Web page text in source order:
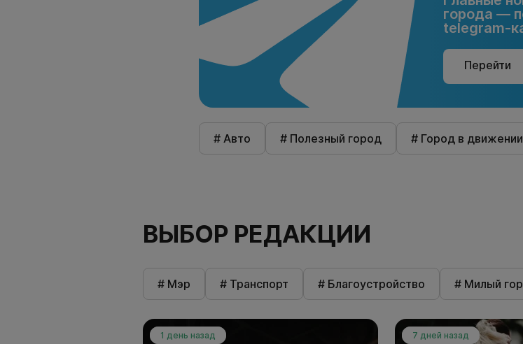
города —
telegram-
Перейти
# Авто # Полезный город # Город в движении
ВЫБОР РЕДАКЦИИ
# Мэр # Транспорт # Благоустройство # Милый
1 день назад 7 дней назад